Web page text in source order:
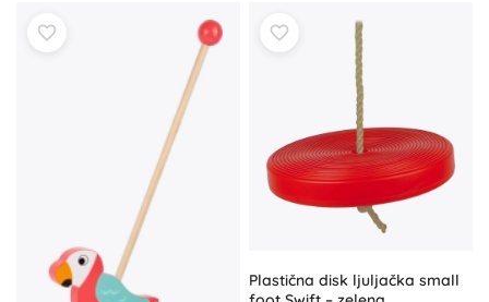
Plastična disk ljuljačka small